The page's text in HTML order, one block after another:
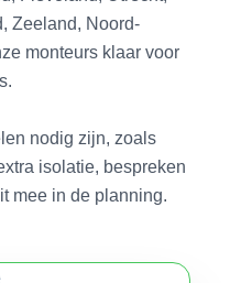
Zeeland, Noord-
monteurs klaar voor
nodig zijn, zoals
isolatie, bespreken
mee in de planning.